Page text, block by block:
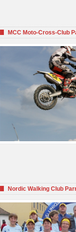
MCC Moto-Cross-Club
Nordic Walking Club